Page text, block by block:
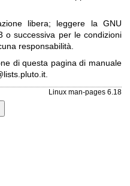
libera; leggere la GNU
o successiva per le condizioni
responsabilità.
di questa pagina di manuale
Linux man-pages 6.18